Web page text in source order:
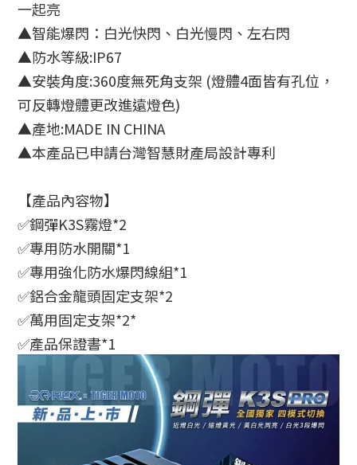
一起亮
▲智能爆閃：白光快閃、白光慢閃、左右閃
▲防水等級:IP67
▲安裝角度:360度無死角支架 (燈體4面皆有孔位，
可反轉燈體更改進遠燈色)
▲產地:MADE IN CHINA
▲本產品已申請台灣智慧財產局設計專利
【產品內容物】
✅鋼彈K3S霧燈*2
✅專用防水開關*1
✅專用強化防水爆閃線組*1
✅鋁合金龍頭固定支架*2
✅萬用固定支架*2*
✅產品保證書*1